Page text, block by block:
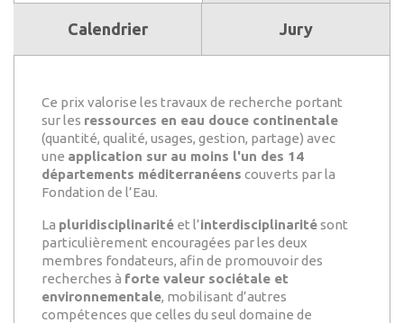
Calendrier Jury
Ce prix valorise les travaux de recherche portant
sur les ressources en eau douce continentale
(quantité, qualité, usages, gestion, partage) avec
une application sur au moins l'un des 14
départements méditerranéens couverts par la
Fondation de l’Eau.
La pluridisciplinarité et l’interdisciplinaritésont
particulièrement encouragées par les deux
membres fondateurs, afin de promouvoir des
recherches à forte valeur sociétale et
environnementale, mobilisant d’autres
compétences que celles du seul domaine de